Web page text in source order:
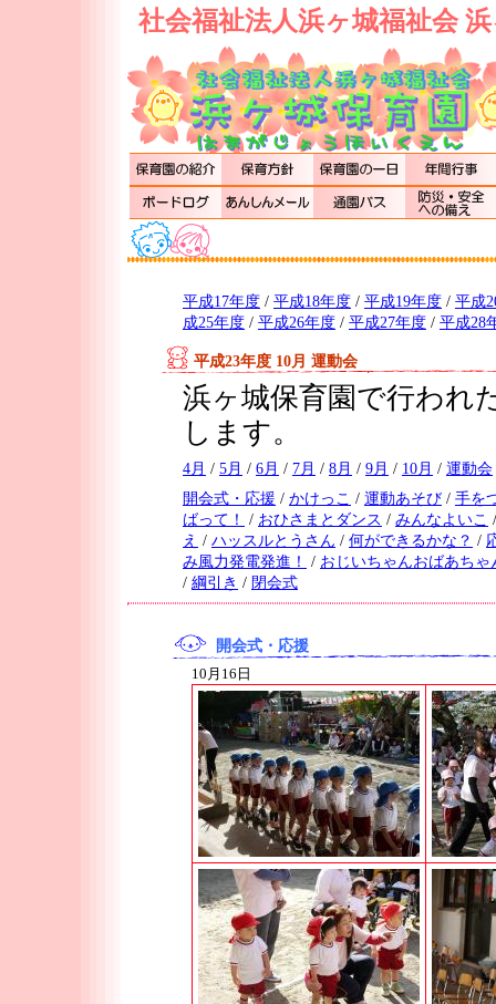
社会福祉法人浜ヶ城福祉会
平成17年度 / 平成18年度 / 平成19年度 / 平成
成25年度 / 平成26年度 / 平成27年度 / 平成28
平成23年度 10月 運動会
浜ヶ城保育園で行われ
します。
4月 / 5月 / 6月 / 7月 / 8月 / 9月 / 10月 / 運動会
開会式・応援 / かけっこ / 運動あそび / 手を
ばって！
/ おひさまとダンス / みんなよいこ
え / ハッスルとうさん / 何ができるかな？ /
み風力発電発進！
/ おじいちゃんおばあちゃ
/ 綱引き / 閉会式
開会式・応援
10月16日